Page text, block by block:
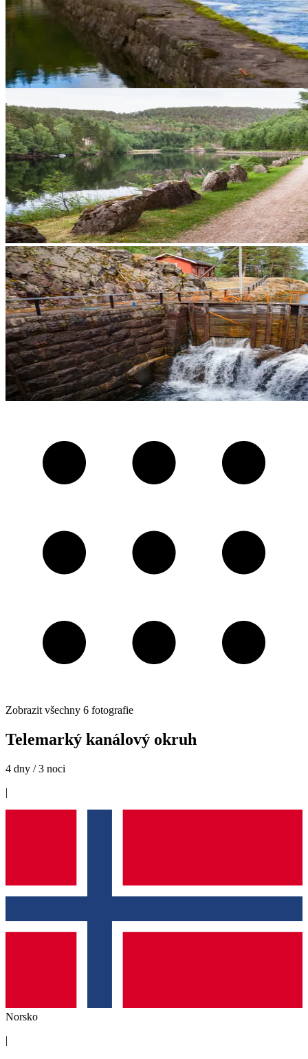
Zobrazit všechny 6 fotografie
Telemarký kanálový okruh
4 dny / 3 noci
|
Norsko
|